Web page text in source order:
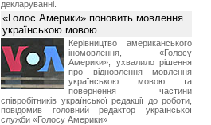
декларуванні.
«Голос Америки» поновить мовлення
українською мовою
Керівництво американського
іномовлення, «Голосу
Америки», ухвалило рішення
про відновлення мовлення
українською мовою та
повернення частини
співробітників української редакції до роботи,
повідомив головний редактор української
служби «Голосу Америки»